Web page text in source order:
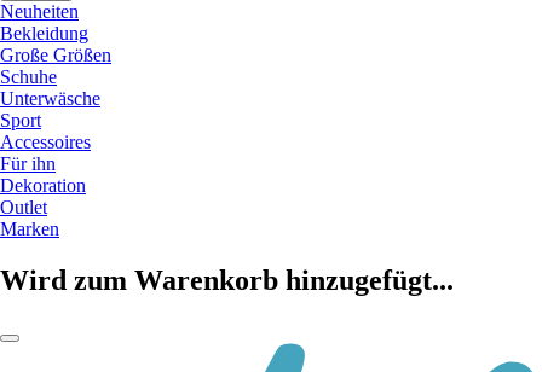
Neuheiten
Bekleidung
Große Größen
Schuhe
Unterwäsche
Sport
Accessoires
Für ihn
Dekoration
Outlet
Marken
Wird zum Warenkorb hinzugefügt...